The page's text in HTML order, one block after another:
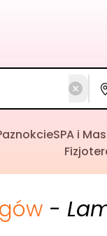
SPA i
-